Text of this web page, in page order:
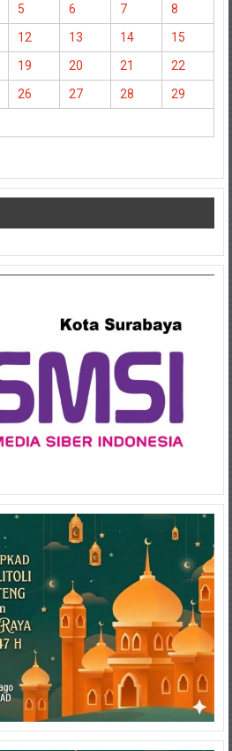
5 6 7
8
12 13 14
15
19 20 21
22
26 27 28
29